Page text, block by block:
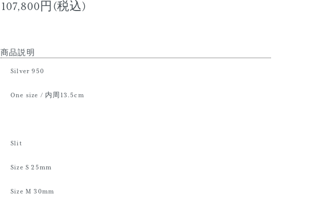
107,800円(税込)
商品説明
Silver 950
One size / 内周13.5cm
Slit
Size S 25mm
Size M 30mm